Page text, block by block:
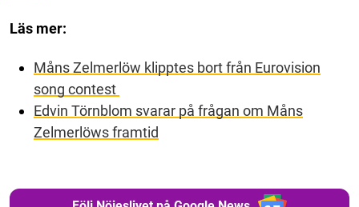
Läs mer:
Måns Zelmerlöw klipptes bort från Eurovision
song contest
Edvin Törnblom svarar på frågan om Måns
Zelmerlöws framtid